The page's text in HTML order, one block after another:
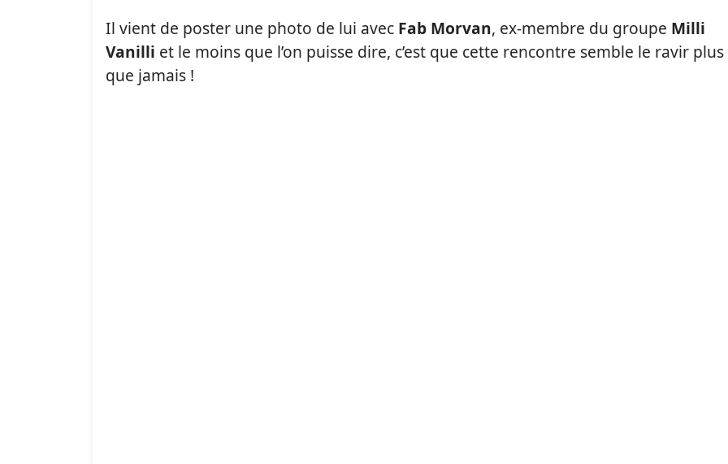
Il vient de poster une photo de lui avec Fab Morvan, ex-membre du groupe Milli
Vanilli et le moins que l’on puisse dire, c’est que cette rencontre semble le ravir plus
que jamais !